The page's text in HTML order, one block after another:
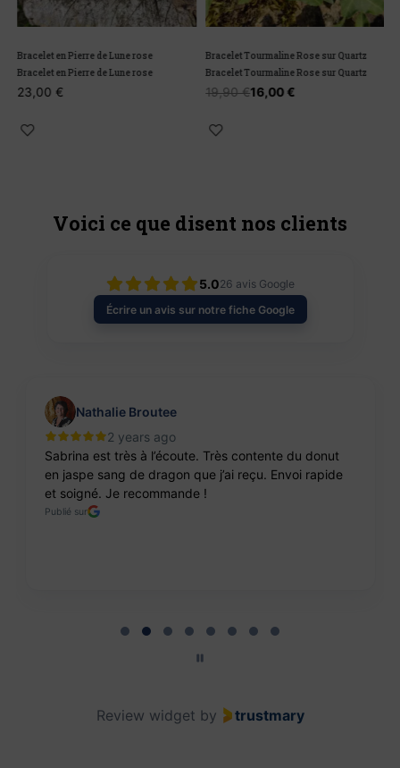
Bracelet en Pierre de Lune rose
Bracelet en Pierre de Lune rose
23,00 €
Bracelet Tourmaline Rose sur Quartz
Bracelet Tourmaline Rose sur Quartz
19,90€16,00 €
Voici ce que disent nos clients
5.026 avis Google
Écrire un avis sur notre fiche Google
Nathalie Broutee
2 years ago
Sabrina est très à l’écoute. Très contente du donut
en jaspe sang de dragon que j’ai reçu. Envoi rapide
et soigné. Je recommande !
Publié sur
Review widget by trustmary